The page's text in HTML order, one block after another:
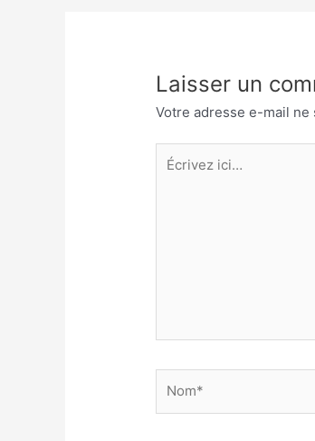
Laisser un
Votre adresse e-mail ne
Écrivez
ici…